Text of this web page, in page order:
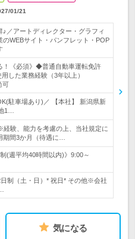
01/21
／アートディレクター・グラフィ
のWEBサイト・パンフレット・POP
！《必須》◆普通自動車運転免許
した業務経験（3年以上）
可
駐車場あり)／ 【本社】 新潟県新
1…
験、能力を考慮の上、当社規定に
間3か月（待遇に…
(週平均40時間以内)》9:00～
制（土・日）* 祝日* その他※会社
気になる